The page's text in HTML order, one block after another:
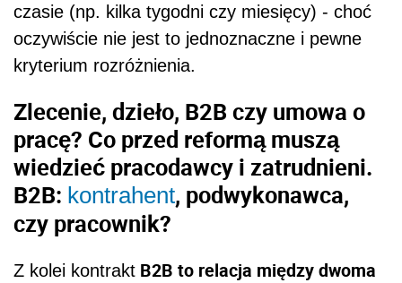
czasie (np. kilka tygodni czy miesięcy) - choć
oczywiście nie jest to jednoznaczne i pewne
kryterium rozróżnienia.
Zlecenie, dzieło, B2B czy umowa o
pracę? Co przed reformą muszą
wiedzieć pracodawcy i zatrudnieni.
B2B: kontrahent, podwykonawca,
czy pracownik?
Z kolei kontrakt B2B to relacja między dwoma